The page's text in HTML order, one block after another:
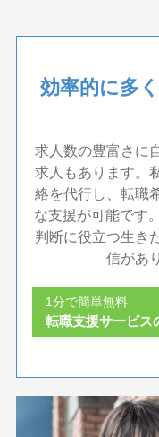
効率的に多
求人数の豊富さに
求人もあります。
絡を代行し、転職
な支援が可能です
判断に役立つ生き
信があ
1分で簡単無料
転職支援サービス